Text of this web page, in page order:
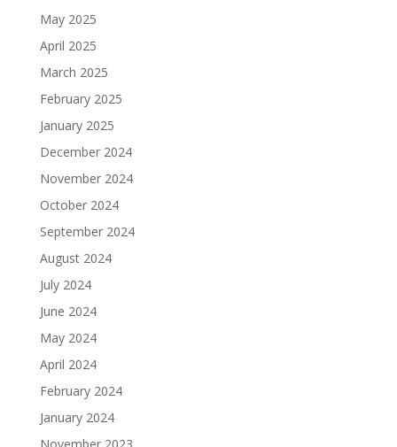
May 2025
April 2025
March 2025
February 2025
January 2025
December 2024
November 2024
October 2024
September 2024
August 2024
July 2024
June 2024
May 2024
April 2024
February 2024
January 2024
November 2023